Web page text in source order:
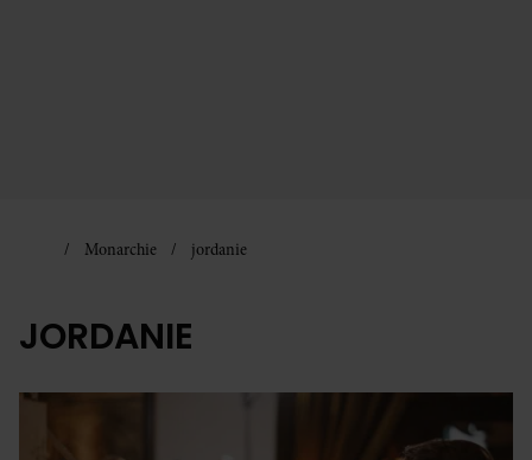
Monarchie jordanie
JORDANIE